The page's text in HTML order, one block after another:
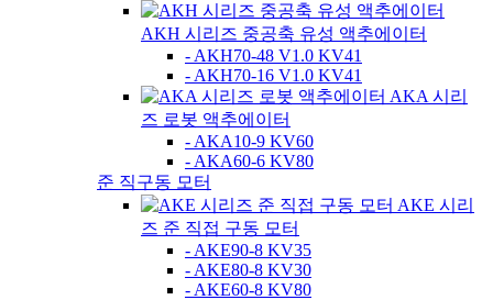
AKH 시리즈 중공축 유성 액추에이터
- AKH70-48 V1.0 KV41
- AKH70-16 V1.0 KV41
AKA 시리
즈 로봇 액추에이터
- AKA10-9 KV60
- AKA60-6 KV80
준 직구동 모터
AKE 시리
즈 준 직접 구동 모터
- AKE90-8 KV35
- AKE80-8 KV30
- AKE60-8 KV80